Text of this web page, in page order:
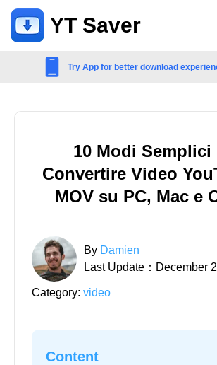
YT Saver
Domande frequenti relative ad account,
ancora
Contattaci
Try App for better download
10 Modi Semplici
Convertire Video
MOV su PC, Mac e
By Damien
Last Update：December
Category: video
Content